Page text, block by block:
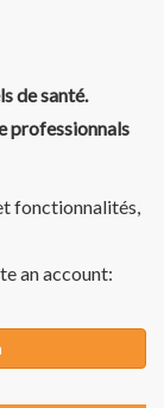
de santé.
professionnals
fonctionnalités,
an account: